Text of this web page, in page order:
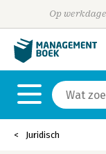
Op
Juridisch